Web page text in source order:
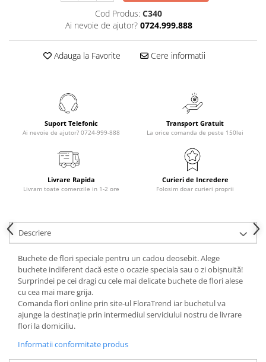
Cod Produs: C340
Ai nevoie de ajutor? 0724.999.888
Adauga la Favorite Cere informatii
Suport Telefonic
Ai nevoie de ajutor? 0724-999-888
Transport Gratuit
La orice comanda de peste 150lei
Livrare Rapida
Livram toate comenzile in 1-2 ore
Curieri de Incredere
Folosim doar curieri proprii
Descriere
Buchete de flori speciale pentru un cadou deosebit. Alege
buchete indiferent dacă este o ocazie speciala sau o zi obișnuită!
Surprindei pe cei dragi cu cele mai delicate buchete de flori alese
cu cea mai mare grija.
Comanda flori online prin site-ul FloraTrend iar buchetul va
ajunge la destinație prin intermediul serviciului nostru de livrare
flori la domiciliu.
Informatii conformitate produs